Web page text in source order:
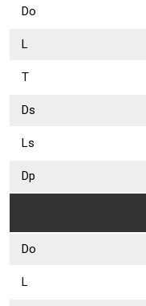
Dо
L
Т
Ds
Ls
Dр
Dо
L